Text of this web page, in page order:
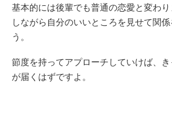
基本的には後輩でも普通の恋愛と変わ
しながら自分のいいところを見せて関
う。
節度を持ってアプローチしていけば、
が届くはずですよ。